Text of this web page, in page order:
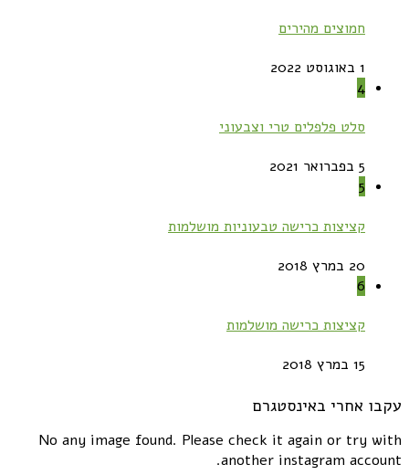
חמוצים מהירים
1 באוגוסט 2022
4
סלט פלפלים טרי וצבעוני
5 בפברואר 2021
5
קציצות כרישה טבעוניות מושלמות
20 במרץ 2018
6
קציצות כרישה מושלמות
15 במרץ 2018
עקבו אחרי באינסטגרם
No any image found. Please check it again or try with
another instagram account.